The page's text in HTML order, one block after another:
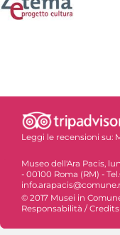
Leggi le recensioni su:
Museo dell'Ara Pacis,
- 00100 Roma (RM) -
© 2017 Musei in
Responsabilità / Credits